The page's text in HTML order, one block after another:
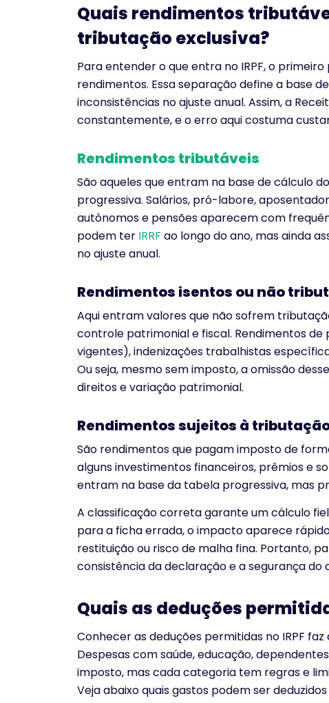
Quais rendimentos
tributação exclusiva?
Para entender o que entra no IRPF, o
rendimentos. Essa separação define a base
inconsistências no ajuste anual. Assim, a
constantemente, e o erro aqui costuma
Rendimentos tributáveis
São aqueles que entram na base de cálculo
progressiva. Salários, pró-labore,
autônomos e pensões aparecem com
podem ter IRRF ao longo do ano, mas ainda
no ajuste anual.
Rendimentos isentos ou não
Aqui entram valores que não sofrem
controle patrimonial e fiscal. Rendimentos de
vigentes), indenizações trabalhistas
Ou seja, mesmo sem imposto, a omissão
direitos e variação patrimonial.
Rendimentos sujeitos à
São rendimentos que pagam imposto de
alguns investimentos financeiros, prêmios e
entram na base da tabela progressiva, mas
A classificação correta garante um cálculo
para a ficha errada, o impacto aparece
restituição ou risco de malha fina. Portanto,
consistência da declaração e a segurança do
Quais as deduções
Conhecer as deduções permitidas no IRPF
Despesas com saúde, educação,
imposto, mas cada categoria tem regras e
Veja abaixo quais gastos podem ser